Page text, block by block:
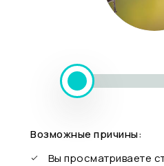
Возможные причины:
Вы просматриваете